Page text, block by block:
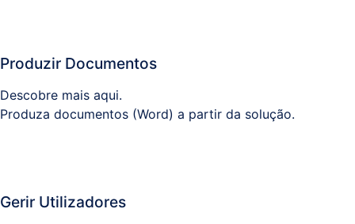
Produzir Documentos
Descobre mais aqui.
Produza documentos (Word) a partir da solução.
Gerir Utilizadores